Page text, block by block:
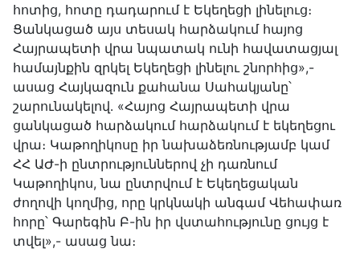
հոտից, հոտը դադարում է Եկեղեցի լինելուց։
Ցանկացած այս տեսակ հարձակում հայոց
Հայրապետի վրա նպատակ ունի հավատացյալ
համայնքին զրկել Եկեղեցի լինելու շնորհից»,-
ասաց Հայկազուն քահանա Սահակյանը՝
շարունակելով․ «Հայոց Հայրապետի վրա
ցանկացած հարձակում հարձակում է եկեղեցու
վրա։ Կաթողիկոսը իր նախաձեռնությամբ կամ
ՀՀ ԱԺ-ի ընտրություններով չի դառնում
Կաթողիկոս, նա ընտրվում է Եկեղեցական
ժողովի կողմից, որը կրկնակի անգամ Վեհափառ
հորը՝ Գարեգին Բ-ին իր վստահությունը ցույց է
տվել»,- ասաց նա։